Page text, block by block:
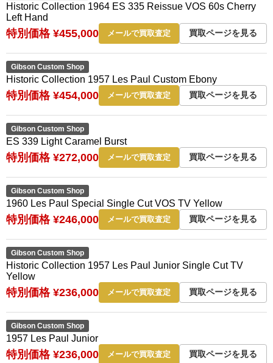
Historic Collection 1964 ES 335 Reissue VOS 60s Cherry
Left Hand
特別価格 ¥455,000 メールで買取査定 買取ページを見る
Gibson Custom Shop
Historic Collection 1957 Les Paul Custom Ebony
特別価格 ¥454,000 メールで買取査定 買取ページを見る
Gibson Custom Shop
ES 339 Light Caramel Burst
特別価格 ¥272,000 メールで買取査定 買取ページを見る
Gibson Custom Shop
1960 Les Paul Special Single Cut VOS TV Yellow
特別価格 ¥246,000 メールで買取査定 買取ページを見る
Gibson Custom Shop
Historic Collection 1957 Les Paul Junior Single Cut TV
Yellow
特別価格 ¥236,000 メールで買取査定 買取ページを見る
Gibson Custom Shop
1957 Les Paul Junior
特別価格 ¥236,000 メールで買取査定 買取ページを見る